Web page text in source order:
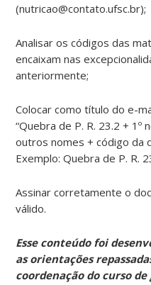
(nutricao@contato.ufsc.br);
Analisar os códigos das
encaixam nas
anteriormente;
Colocar como título do e-
“Quebra de P. R. 23.2 + 1º
outros nomes + código da
Exemplo: Quebra de P. R.
Assinar corretamente o
válido.
Esse conteúdo foi
as orientações
coordenação do curso